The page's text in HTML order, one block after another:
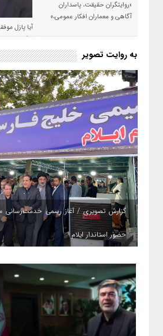
«روایتگران حقیقت، پاسداران
آگاهی و معماران افکار عمومی،»
آیا پازل
شود؟!
به روایت تصویر
گزارش تصویری / آغاز رسمی خدمت‌رسانی
حضور استاندار ایلام